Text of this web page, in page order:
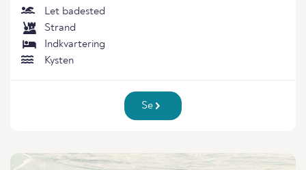
Let badested
Strand
Indkvartering
Kysten
Se